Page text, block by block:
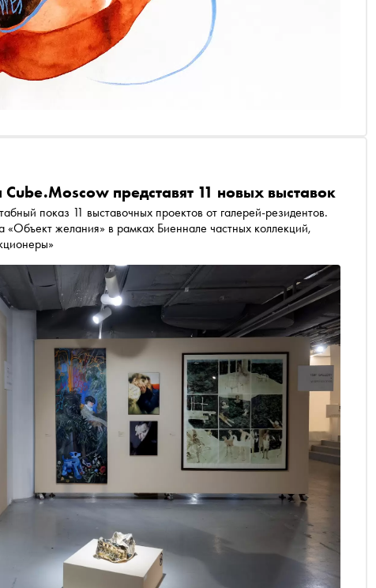
представят 11 новых выставок
показ 11 выставочных проектов от галерей-резидентов.
«Объект желания» в рамках Биеннале частных коллекций,